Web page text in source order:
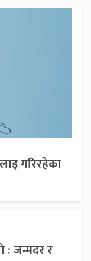
गरिरहेका
: जन्मदर र